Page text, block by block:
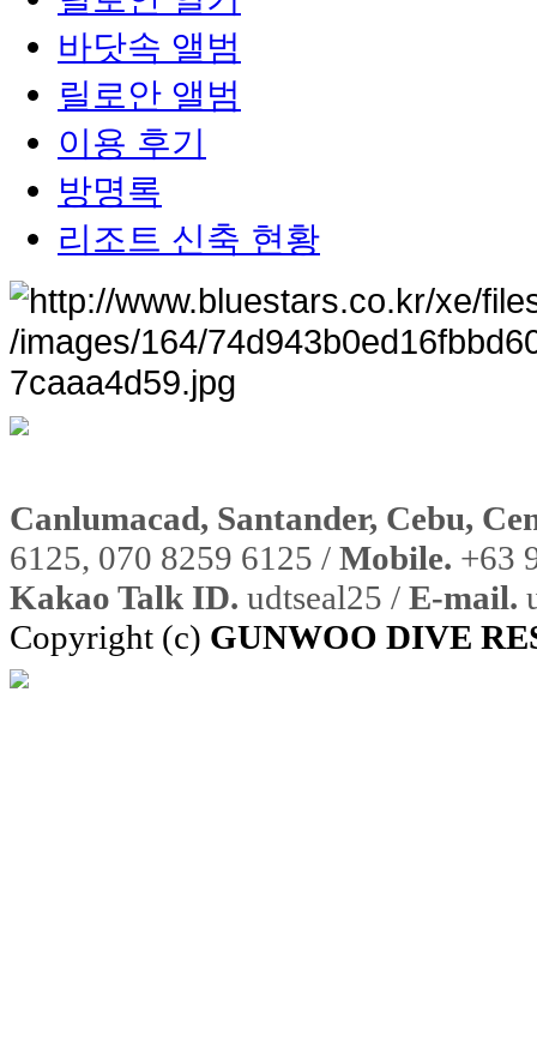
바닷속 앨범
릴로안 앨범
이용 후기
방명록
리조트 신축 현황
Canlumacad, Santander, Cebu,
6125, 070 8259 6125 / Mobile. +63
Kakao Talk ID. udtseal25 / E-mail.
Copyright (c) GUNWOO DIVE